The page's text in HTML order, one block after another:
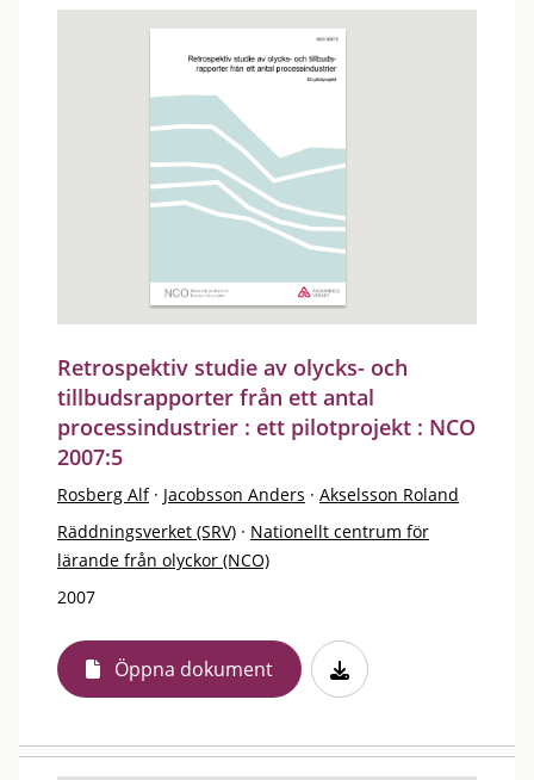
Retrospektiv studie av olycks- och
tillbudsrapporter från ett antal
processindustrier : ett pilotprojekt : NCO
2007:5
Rosberg Alf · Jacobsson Anders · Akselsson Roland
Räddningsverket (SRV) · Nationellt centrum för
lärande från olyckor (NCO)
2007
Öppna dokument